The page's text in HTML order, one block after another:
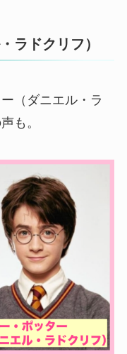
ラドクリフ）
（ダニエル・ラ
も。